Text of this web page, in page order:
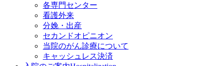
各専門センター
看護外来
分娩・出産
セカンドオピニオン
当院のがん診療について
キャッシュレス決済